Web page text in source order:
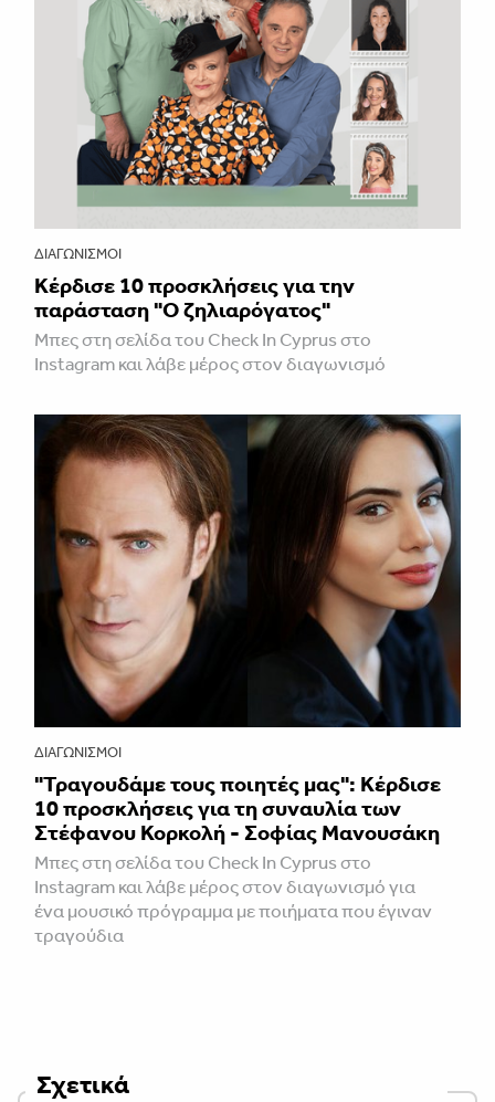
ΔΙΑΓΩΝΙΣΜΟΊ
Κέρδισε 10 προσκλήσεις για την
παράσταση "Ο ζηλιαρόγατος"
Μπες στη σελίδα του Check In Cyprus στο
Instagram και λάβε μέρος στον διαγωνισμό
ΔΙΑΓΩΝΙΣΜΟΊ
"Τραγουδάμε τους ποιητές μας": Κέρδισε
10 προσκλήσεις για τη συναυλία των
Στέφανου Κορκολή - Σοφίας Μανουσάκη
Μπες στη σελίδα του Check In Cyprus στο
Instagram και λάβε μέρος στον διαγωνισμό για
ένα μουσικό πρόγραμμα με ποιήματα που έγιναν
τραγούδια
Σχετικά